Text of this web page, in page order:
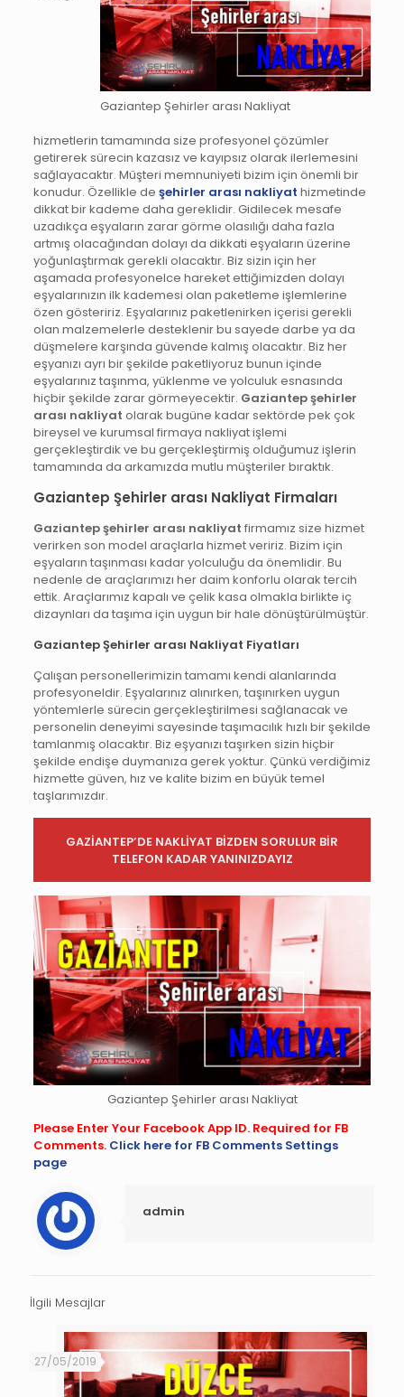
Gaziantep Şehirler arası Nakliyat
hizmetlerin tamamında size profesyonel çözümler
getirerek sürecin kazasız ve kayıpsız olarak ilerlemesini
sağlayacaktır. Müşteri memnuniyeti bizim için önemli bir
konudur. Özellikle de şehirler arası nakliyat hizmetinde
dikkat bir kademe daha gereklidir. Gidilecek mesafe
uzadıkça eşyaların zarar görme olasılığı daha fazla
artmış olacağından dolayı da dikkati eşyaların üzerine
yoğunlaştırmak gerekli olacaktır. Biz sizin için her
aşamada profesyonelce hareket ettiğimizden dolayı
eşyalarınızın ilk kademesi olan paketleme işlemlerine
özen gösteririz. Eşyalarınız paketlenirken içerisi gerekli
olan malzemelerle desteklenir bu sayede darbe ya da
düşmelere karşında güvende kalmış olacaktır. Biz her
eşyanızı ayrı bir şekilde paketliyoruz bunun içinde
eşyalarınız taşınma, yüklenme ve yolculuk esnasında
hiçbir şekilde zarar görmeyecektir. Gaziantep şehirler
arası nakliyat olarak bugüne kadar sektörde pek çok
bireysel ve kurumsal firmaya nakliyat işlemi
gerçekleştirdik ve bu gerçekleştirmiş olduğumuz işlerin
tamamında da arkamızda mutlu müşteriler bıraktık.
Gaziantep Şehirler arası Nakliyat Firmaları
Gaziantep şehirler arası nakliyat firmamız size hizmet
verirken son model araçlarla hizmet veririz. Bizim için
eşyaların taşınması kadar yolculuğu da önemlidir. Bu
nedenle de araçlarımızı her daim konforlu olarak tercih
ettik. Araçlarımız kapalı ve çelik kasa olmakla birlikte iç
dizaynları da taşıma için uygun bir hale dönüştürülmüştür.
Gaziantep Şehirler arası Nakliyat Fiyatları
Çalışan personellerimizin tamamı kendi alanlarında
profesyoneldir. Eşyalarınız alınırken, taşınırken uygun
yöntemlerle sürecin gerçekleştirilmesi sağlanacak ve
personelin deneyimi sayesinde taşımacılık hızlı bir şekilde
tamlanmış olacaktır. Biz eşyanızı taşırken sizin hiçbir
şekilde endişe duymanıza gerek yoktur. Çünkü verdiğimiz
hizmette güven, hız ve kalite bizim en büyük temel
taşlarımızdır.
GAZİANTEP’DE NAKLİYAT BİZDEN SORULUR BİR
TELEFON KADAR YANINIZDAYIZ
Gaziantep Şehirler arası Nakliyat
Please Enter Your Facebook App ID. Required for FB
Comments. Click here for FB Comments Settings
page
admin
İlgili Mesajlar
27/05/2019